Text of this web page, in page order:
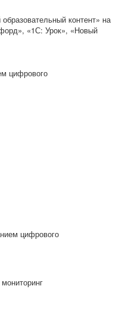
контент» на
«1С: Урок», «Новый
цифрового
цифрового